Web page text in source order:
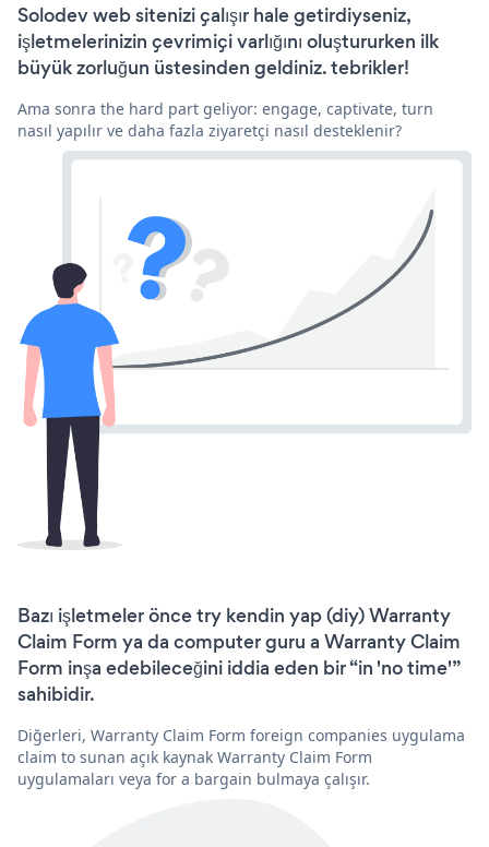
Solodev web sitenizi çalışır hale getirdiyseniz,
işletmelerinizin çevrimiçi varlığını oluştururken ilk
büyük zorluğun üstesinden geldiniz. tebrikler!
Ama sonra the hard part geliyor: engage, captivate, turn
nasıl yapılır ve daha fazla ziyaretçi nasıl desteklenir?
Bazı işletmeler önce try kendin yap (diy) Warranty
Claim Form ya da computer guru a Warranty Claim
Form inşa edebileceğini iddia eden bir “in 'no time'”
sahibidir.
Diğerleri, Warranty Claim Form foreign companies uygulama
claim to sunan açık kaynak Warranty Claim Form
uygulamaları veya for a bargain bulmaya çalışır.